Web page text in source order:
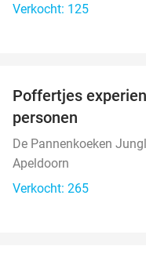
Verkocht: 125
Poffertjes
personen
De Pannenkoeken
Apeldoorn
Verkocht: 265